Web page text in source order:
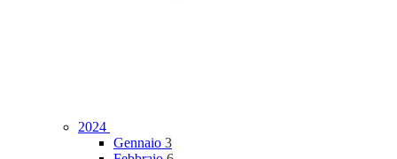
2024
Gennaio 3